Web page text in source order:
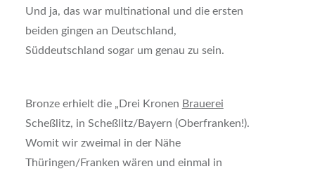
Und ja, das war multinational und die ersten
beiden gingen an Deutschland,
Süddeutschland sogar um genau zu sein.
Bronze erhielt die „Drei Kronen Brauerei
Scheßlitz, in Scheßlitz/Bayern (Oberfranken!).
Womit wir zweimal in der Nähe
Thüringen/Franken wären und einmal in